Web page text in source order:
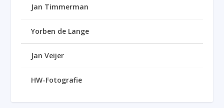
Jan Timmerman
Yorben de Lange
Jan Veijer
HW-Fotografie